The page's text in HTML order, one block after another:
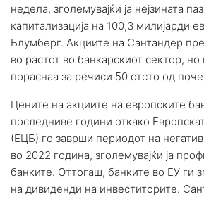
недела, зголемувајќи ја нејзината
капитализација на 100,3 милијарди
Блумберг. Акциите на Сантандер
во растот во банкарскиот сектор, но
пораснаа за речиси 50 отсто од
Цените на акциите на европските
последниве години откако
(ЕЦБ) го заврши периодот на
во 2022 година, зголемувајќи ја
банките. Оттогаш, банките во ЕУ ги
на дивиденди на инвеститорите.